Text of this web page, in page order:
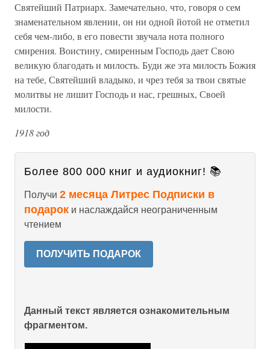
Святейший Патриарх. Замечательно, что, говоря о сем
знаменательном явлении, он ни одной йотой не отметил
себя чем-либо, в его повести звучала нота полного
смирения. Воистину, смиренным Господь дает Свою
великую благодать и милость. Буди же эта милость Божия
на тебе, Святейший владыко, и чрез тебя за твои святые
молитвы не лишит Господь и нас, грешных, Своей
милости.
1918 год
Более 800 000 книг и аудиокниг! 📚
Получи 2 месяца Литрес Подписки в
подарок и наслаждайся неограниченным
чтением
ПОЛУЧИТЬ ПОДАРОК
Данный текст является ознакомительным
фрагментом.